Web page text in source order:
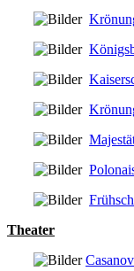
Theater